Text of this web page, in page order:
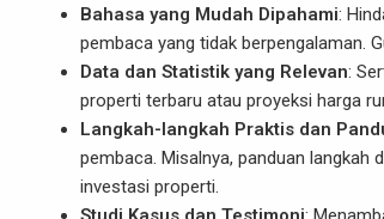
Bahasa yang Mudah Dipahami:
pembaca yang tidak berpengalaman.
Data dan Statistik yang Relevan:
properti terbaru atau proyeksi harga
Langkah-langkah Praktis dan
pembaca. Misalnya, panduan langkah
investasi properti.